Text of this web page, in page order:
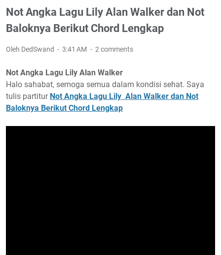
Not Angka Lagu Lily Alan Walker dan Not
Baloknya Berikut Chord Lengkap
Oleh DedSwand 3:41 AM 2 comments
Not Angka Lagu Lily Alan Walker
Halo sahabat, semoga semua dalam kondisi sehat. Saya
tulis partitur Not Angka Lagu Lily Alan Walker dan Not
Baloknya Berikut Chord Lengkap